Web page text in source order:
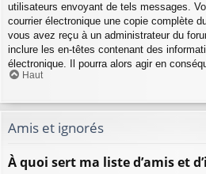
utilisateurs envoyant de tels messages.
courrier électronique une copie complète
vous avez reçu à un administrateur du
inclure les en-têtes contenant des
électronique. Il pourra alors agir en
Haut
Amis et ignorés
À quoi sert ma liste d’amis et